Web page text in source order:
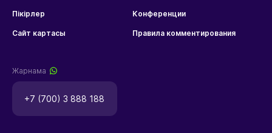
Пікірлер Конференции
Сайт картасы Правила комментирования
Жарнама
+7 (700) 3 888 188